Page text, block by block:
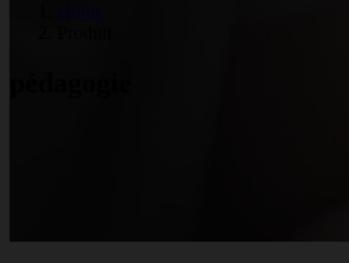
Home